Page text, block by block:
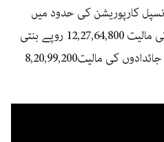
کارپوریشن کی حدود میں
واقع غیر مسلموں کے مکانات کی مالیت 12,27,64,800 روپے بنتی
ہے جبکہ مسلمانوں کی ملکیتی جائدادوں کی مالیت8,20,99,200